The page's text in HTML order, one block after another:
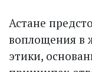
Астане
воплощения в
этики,